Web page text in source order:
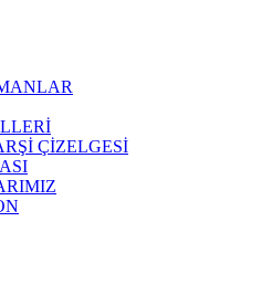
ÇİZELGESİ